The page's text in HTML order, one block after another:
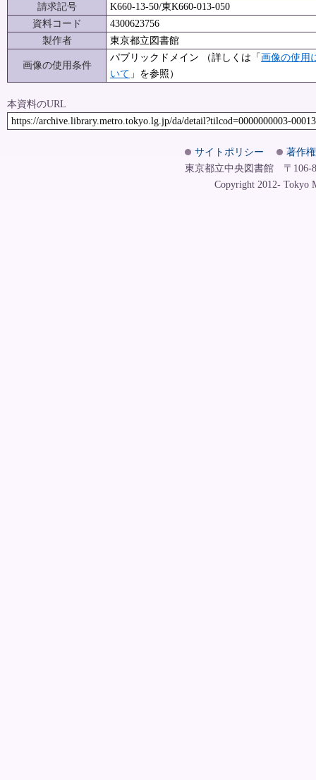
請求記号
K660-13-50/東K660-013-050
資料コード
4300623756
製作者
東京都立図書館
画像の使用条件
パブリックドメイン （詳しくは「画像の使用
いて 」を参照）
本資料のURL
https://archive.library.metro.tokyo.lg.jp/da/detail?tilcod=0000000003-
サイトポリシー
著作
東京都立中央図書館 〒106-
Copyright 2012- Tokyo